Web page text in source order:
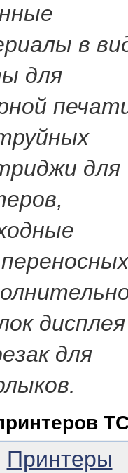
в
для
для
для
Принтеры